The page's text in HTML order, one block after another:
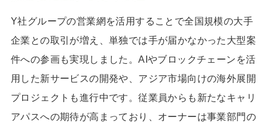
Y社グループの営業網を活用することで全国規模の大手
企業との取引が増え、単独では手が届かなかった大型案
件への参画も実現しました。AIやブロックチェーンを活
用した新サービスの開発や、アジア市場向けの海外展開
プロジェクトも進行中です。従業員からも新たなキャリ
アパスへの期待が高まっており、オーナーは事業部門の